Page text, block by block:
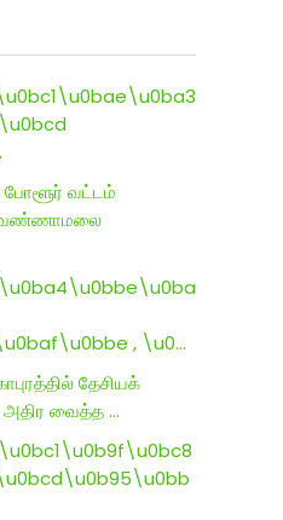
வட்டம்
, \u0…
தேசியக்
அதிர வைத்த …